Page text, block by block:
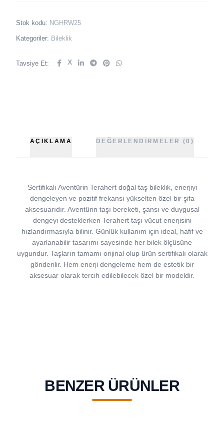
Stok kodu: NGHRW25
Kategoriler: Bileklik
Tavsiye Et: X
AÇIKLAMA DEĞERLENDIRMELER (0)
Sertifikalı Aventürin Terahert doğal taş bileklik, enerjiyi
dengeleyen ve pozitif frekansı yükselten özel bir şifa
aksesuarıdır. Aventürin taşı bereketi, şansı ve duygusal
dengeyi desteklerken Terahert taşı vücut enerjisini
hızlandırmasıyla bilinir. Günlük kullanım için ideal, hafif ve
ayarlanabilir tasarımı sayesinde her bilek ölçüsüne
uygundur. Taşların tamamı orijinal olup ürün sertifikalı olarak
gönderilir. Hem enerji dengeleme hem de estetik bir
aksesuar olarak tercih edilebilecek özel bir modeldir.
BENZER ÜRÜNLER